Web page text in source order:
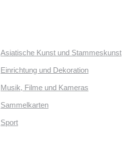
Asiatische Kunst und Stammeskunst
Einrichtung und Dekoration
Musik, Filme und Kameras
Sammelkarten
Sport